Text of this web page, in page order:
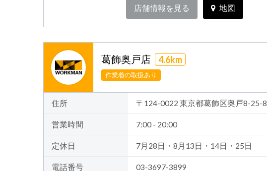
店舗情報を見る 地図
葛飾奥戸店 4.6km
作業着の取扱あり
住所 〒124-0022 東京都葛飾区奥戸8-25-8
営業時間 7:00 - 20:00
定休日 7月28日・8月13日・14日・25日
電話番号 03-3697-3899